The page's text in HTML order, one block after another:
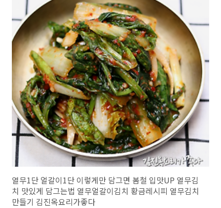
답니다. https://youtu.be/IuT2R48YJvc?si=fNZnlHg5xc8035JE말
로하는 자세한 레시피는 위 영상을 클릭하세요!!! 재료(2~4인분):..
열무1단 얼갈이1단 이렇게만 담그면 봄철 입맛UP 열무김
치 맛있게 담그는법 열무얼갈이김치 황금레시피 열무김치
만들기 김진옥요리가좋다